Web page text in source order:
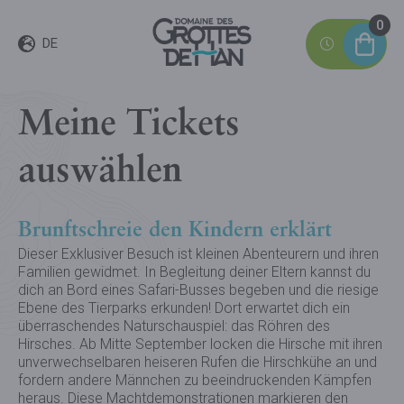
DE
0
Meine Tickets
auswählen
Brunftschreie den Kindern erklärt
Dieser Exklusiver Besuch ist kleinen Abenteurern und ihren
Familien gewidmet. In Begleitung deiner Eltern kannst du
dich an Bord eines Safari-Busses begeben und die riesige
Ebene des Tierparks erkunden! Dort erwartet dich ein
überraschendes Naturschauspiel: das Röhren des
Hirsches. Ab Mitte September locken die Hirsche mit ihren
unverwechselbaren heiseren Rufen die Hirschkühe an und
fordern andere Männchen zu beeindruckenden Kämpfen
heraus. Diese Machtdemonstrationen markieren den